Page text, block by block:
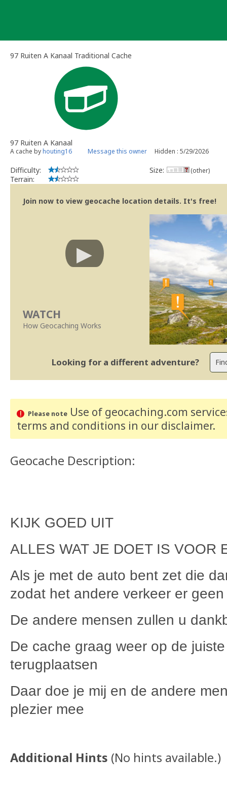
97 Ruiten A Kanaal Traditional Cache
97 Ruiten A Kanaal
A cache byhouting16 Message this owner Hidden : 5/29/2026
Difficulty:
Terrain:
Size: (other)
Join now to view geocache location details. It's free!
WATCH
How Geocaching Works
Looking for a different adventure?
Please noteUse of geocaching.com
terms and conditions in our disclaimer.
Geocache Description:
KIJK GOED UIT
ALLES WAT JE DOET IS VOOR
Als je met de auto bent zet die
zodat het andere verkeer er
De andere mensen zullen u
De cache graag weer op de
terugplaatsen
Daar doe je mij en de andere
plezier mee
Additional Hints (No hints available.)